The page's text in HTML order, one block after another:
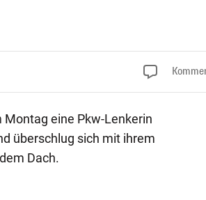
eine Pkw-Lenkerin
überschlug sich mit ihrem
Dach.